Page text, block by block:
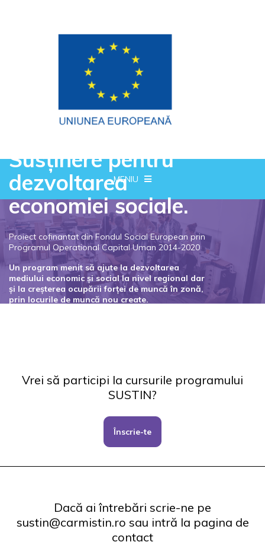
MENIU
Susținere pentru
dezvoltarea
economiei sociale.
Proiect cofinantat din Fondul Social European prin
Programul Operational Capital Uman 2014-2020
Un program menit să ajute la dezvoltarea
mediului economic și social la nivel regional dar
și la creșterea ocupării forței de muncă în zonă,
prin locurile de muncă nou create.
Vrei să participi la cursurile programului
SUSTIN?
Înscrie-te
Dacă ai întrebări scrie-ne pe
sustin@carmistin.ro sau intră la pagina de
contact